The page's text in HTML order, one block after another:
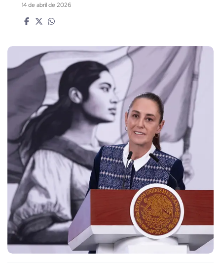
14 de abril de 2026